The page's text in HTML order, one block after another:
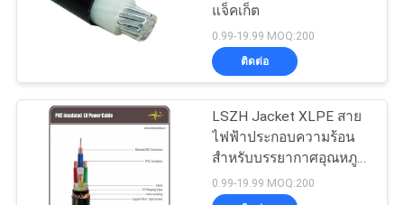
แผนผัง
เว็บไซต์
แจ็คเก็ต
0.99-19.99 MOQ:200
ติดต่อ
LSZH Jacket XLPE สาย
ไฟฟ้าประกอบความร้อน
สําหรับบรรยากาศอุณหภูมิ
สูง
0.99-19.99 MOQ:200